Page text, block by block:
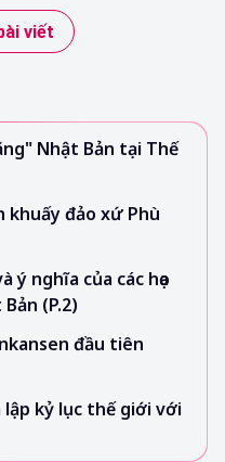
viết
Nhật Bản tại Thế
khuấy đảo xứ Phù
nghĩa của các họa
(P.2)
đầu tiên
lập kỷ lục thế giới với